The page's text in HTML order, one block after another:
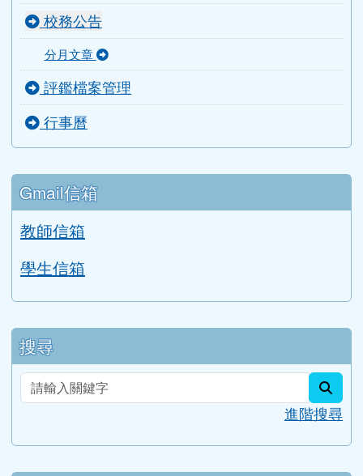
校務公告
分月文章
評鑑檔案管理
行事曆
Gmail信箱
教師信箱
學生信箱
搜尋
進階搜尋